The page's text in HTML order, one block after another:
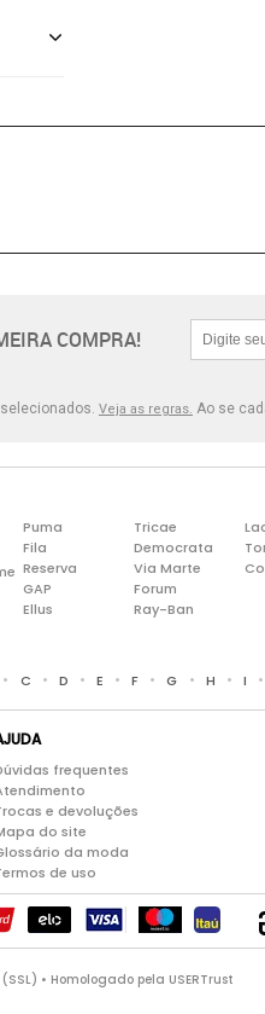
COMPRA!
Veja as regras. Ao se
Puma
Fila
Reserva
GAP
Ellus
Tricae
Democrata
Via Marte
Forum
Ray-Ban
• C • D • E • F • G • H • I •
frequentes
e devoluções
do site
da moda
de uso
• Homologado pela USERTrust